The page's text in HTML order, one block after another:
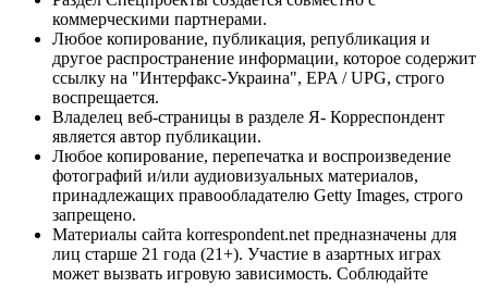
коммерческими партнерами.
Любое копирование, публикация, републикация и
другое распространение информации, которое содержит
ссылку на "Интерфакс-Украина", EPA / UPG, строго
воспрещается.
Владелец веб-страницы в разделе Я- Корреспондент
является автор публикации.
Любое копирование, перепечатка и воспроизведение
фотографий и/или аудиовизуальных материалов,
принадлежащих правообладателю Getty Images, строго
запрещено.
Материалы сайта korrespondent.net предназначены для
лиц старше 21 года (21+). Участие в азартных играх
может вызвать игровую зависимость. Соблюдайте